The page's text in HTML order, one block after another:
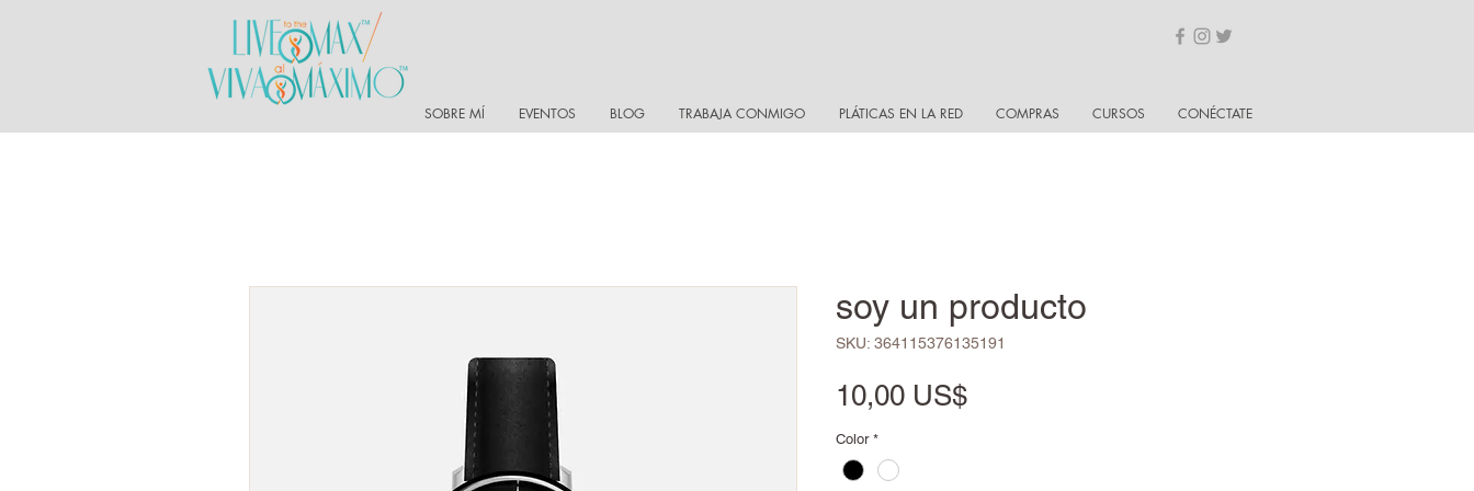
SOBRE MÍ EVENTOS BLOG TRABAJA CONMIGO PLÁTICAS EN LA RED COMPRAS CURSOS CONÉCTATE
soy un producto
SKU: 364115376135191
10,00 US$Precio
Color *